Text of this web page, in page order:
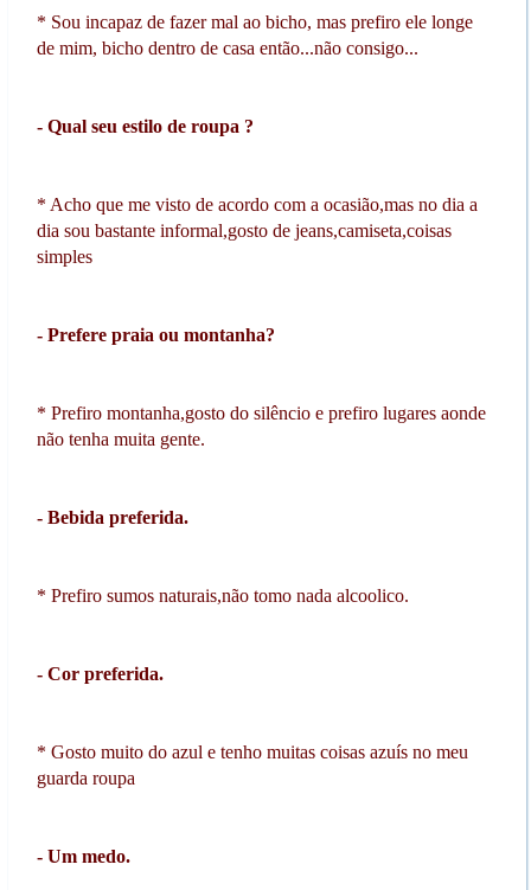
* Sou incapaz de fazer mal ao bicho, mas prefiro ele longe
de mim, bicho dentro de casa então...não consigo...
- Qual seu estilo de roupa ?
* Acho que me visto de acordo com a ocasião,mas no dia a
dia sou bastante informal,gosto de jeans,camiseta,coisas
simples
- Prefere praia ou montanha?
* Prefiro montanha,gosto do silêncio e prefiro lugares aonde
não tenha muita gente.
- Bebida preferida.
* Prefiro sumos naturais,não tomo nada alcoolico.
- Cor preferida.
* Gosto muito do azul e tenho muitas coisas azuís no meu
guarda roupa
- Um medo.